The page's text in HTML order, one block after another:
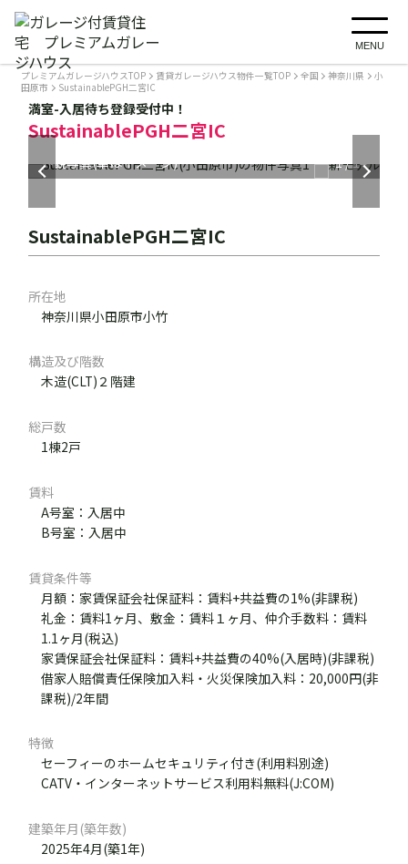
MENU
プレミアムガレージハウスTOP 賃貸ガレージハウス物件一覧TOP 全国 神奈川県
小
田原市
SustainablePGH二宮IC
満室-入居待ち登録受付中！
SustainablePGH二宮IC
1/14
外観写真(車はイメージ)
1階ガレージ
1階ガレージ
1階玄関
2階居住スペース
2階居住スペース(家具はイメージ)
2階居住スペース(イメージ)
2階居住スペース(家具はイメージ)
2階居住スペース(イメージ)
2階バスルーム
梅沢海岸(車で11分)
内装活用(イメージ)
内装活用(イメージ)
内装活用(イメージ)
SustainablePGH二宮IC
所在地
神奈川県小田原市小竹
構造及び階数
木造(CLT)２階建
総戸数
1棟2戸
賃料
A号室：入居中
B号室：入居中
賃貸条件等
月額：家賃保証会社保証料：賃料+共益費の1%(非課税)
礼金：賃料1ヶ月、敷金：賃料１ヶ月、仲介手数料：賃料
1.1ヶ月(税込)
家賃保証会社保証料：賃料+共益費の40%(入居時)(非課税)
借家人賠償責任保険加入料・火災保険加入料：20,000円(非
課税)/2年間
特徴
セーフィーのホームセキュリティ付き(利用料別途)
CATV・インターネットサービス利用料無料(J:COM)
建築年月(築年数)
2025年4月(築1年)